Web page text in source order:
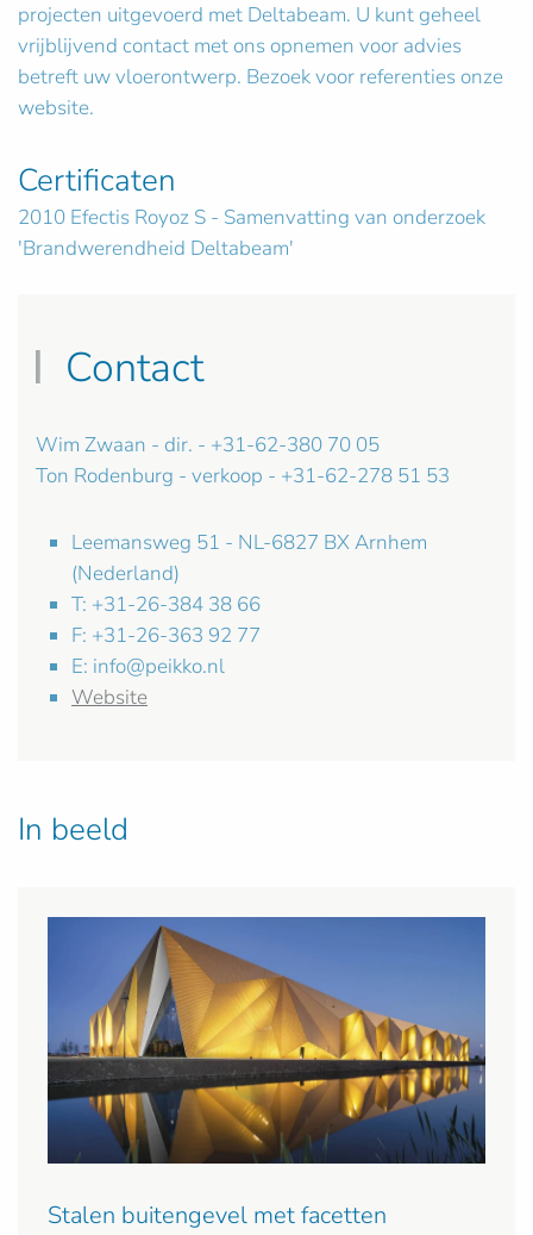
projecten uitgevoerd met Deltabeam. U kunt geheel
vrijblijvend contact met ons opnemen voor advies
betreft uw vloerontwerp. Bezoek voor referenties onze
website.
Certificaten
2010 Efectis Royoz S - Samenvatting van onderzoek
'Brandwerendheid Deltabeam'
Contact
Wim Zwaan - dir. - +31-62-380 70 05
Ton Rodenburg - verkoop - +31-62-278 51 53
Leemansweg 51 - NL-6827 BX Arnhem
(Nederland)
T: +31-26-384 38 66
F: +31-26-363 92 77
E: info@peikko.nl
Website
In beeld
Stalen buitengevel met facetten